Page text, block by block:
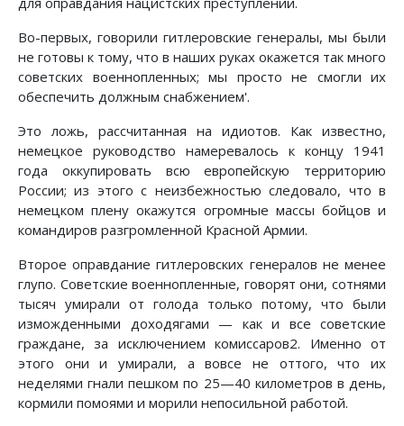
Во-первых, говорили гитлеровские генералы, мы были
не готовы к тому, что в наших руках окажется так много
советских военнопленных; мы просто не смогли их
обеспечить должным снабжением'.
Это ложь, рассчитанная на идиотов. Как известно,
немецкое руководство намеревалось к концу 1941
года оккупировать всю европейскую территорию
России; из этого с неизбежностью следовало, что в
немецком плену окажутся огромные массы бойцов и
командиров разгромленной Красной Армии.
Второе оправдание гитлеровских генералов не менее
глупо. Советские военнопленные, говорят они, сотнями
тысяч умирали от голода только потому, что были
изможденными доходягами — как и все советские
граждане, за исключением комиссаров2. Именно от
этого они и умирали, а вовсе не оттого, что их
неделями гнали пешком по 25—40 километров в день,
кормили помоями и морили непосильной работой.